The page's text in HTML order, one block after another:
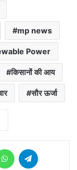
mp news
Power
किसानों की आय
सौर ऊर्जा
WhatsApp